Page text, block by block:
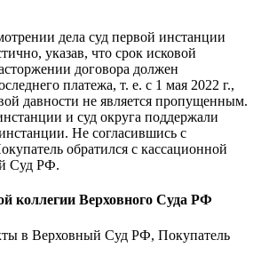
дела суд первой инстанции
указав, что срок исковой
договора должен
платежа, т. е. с 1 мая 2022 г.,
давности не является пропущенным.
и суд округа поддержали
Не согласившись с
обратился с кассационной
Суд РФ.
коллегии Верховного Суда РФ
в Верховный Суд РФ, Покупатель